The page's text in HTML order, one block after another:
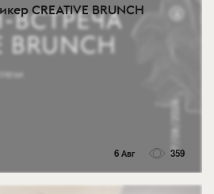
CREATIVE BRUNCH
6 Авг 359